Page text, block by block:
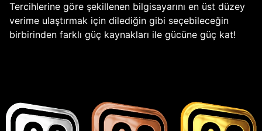
Tercihlerine göre şekillenen bilgisayarını en üst düzey
verime ulaştırmak için dilediğin gibi seçebileceğin
birbirinden farklı güç kaynakları ile gücüne güç kat!